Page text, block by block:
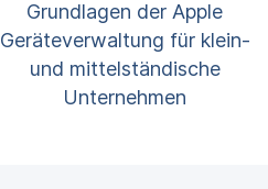
Grundlagen der Apple
Geräteverwaltung für klein-
und mittelständische
Unternehmen